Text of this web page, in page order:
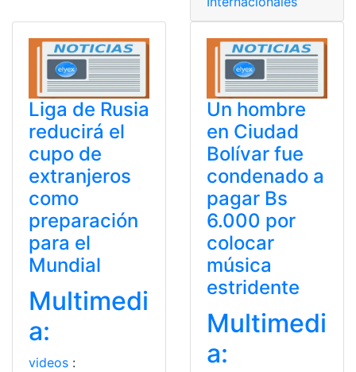
Liga de Rusia
reducirá el
cupo de
extranjeros
como
preparación
para el
Mundial
Multimedi
a:
videos :
Un hombre
en Ciudad
Bolívar fue
condenado a
pagar Bs
6.000 por
colocar
música
estridente
Multimedi
a: